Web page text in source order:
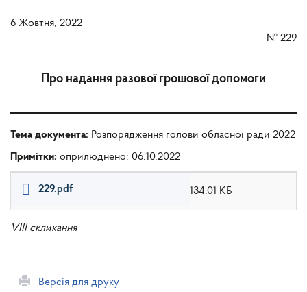
6 Жовтня, 2022
№ 229
Про надання разової грошової допомоги
Тема документа: Розпорядження голови обласної ради 2022
Примітки: оприлюднено: 06.10.2022
229.pdf 134.01 КБ
VIII скликання
Версія для друку